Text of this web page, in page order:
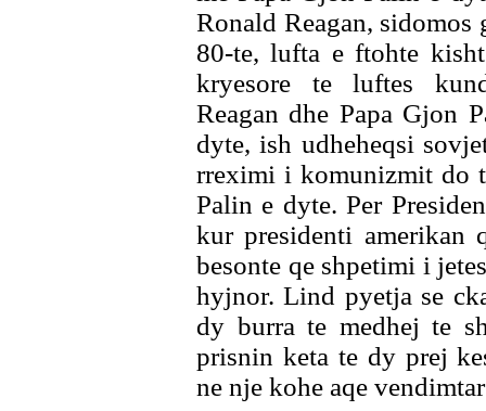
Ronald Reagan,
80-te, lufta e ftohte
kryesore te luftes
Reagan dhe Papa Gjon
dyte, ish udheheqsi
rreximi i komunizmit do
Palin e dyte. Per
kur presidenti amerikan
besonte qe shpetimi i
hyjnor. Lind pyetja se
dy burra te medhej te
prisnin keta te dy prej
ne nje kohe aqe